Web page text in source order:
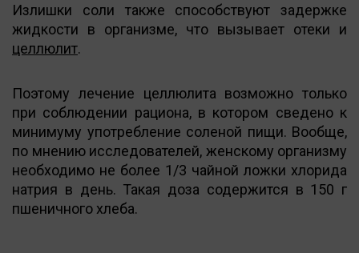
Излишки соли также способствуют задержке
жидкости в организме, что вызывает отеки и
целлюлит.
Поэтому лечение целлюлита возможно только
при соблюдении рациона, в котором сведено к
минимуму употребление соленой пищи. Вообще,
по мнению исследователей, женскому организму
необходимо не более 1/3 чайной ложки хлорида
натрия в день. Такая доза содержится в 150 г
пшеничного хлеба.